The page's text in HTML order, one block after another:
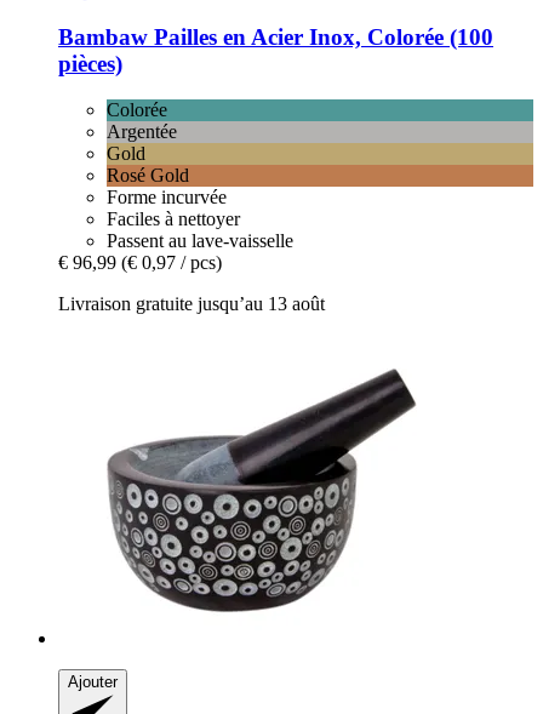
Bambaw Pailles en Acier Inox, Colorée (100
pièces)
Colorée
Argentée
Gold
Rosé Gold
Forme incurvée
Faciles à nettoyer
Passent au lave-vaisselle
€ 96,99 (€ 0,97 / pcs)
Livraison gratuite jusqu’au 13 août
Ajouter